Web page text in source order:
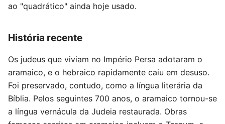
ao "quadrático" ainda hoje usado.
História recente
Os judeus que viviam no Império Persa adotaram o
aramaico, e o hebraico rapidamente caiu em desuso.
Foi preservado, contudo, como a língua literária da
Bíblia. Pelos seguintes 700 anos, o aramaico tornou-se
a língua vernácula da Judeia restaurada. Obras